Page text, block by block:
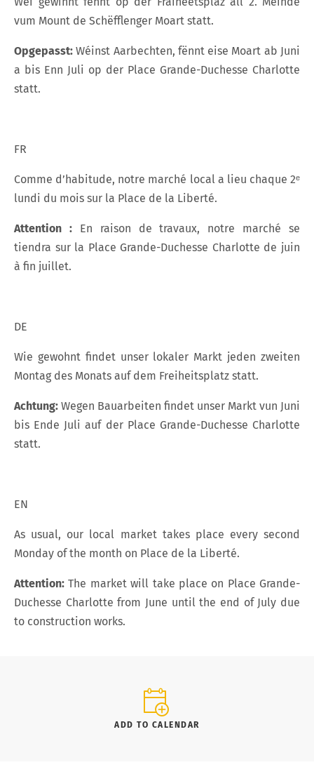
vum Mount de Schëfflenger Moart statt.
Opgepasst: Wéinst Aarbechten, fënnt eise Moart ab Juni
a bis Enn Juli op der Place Grande-Duchesse Charlotte
statt.
FR
Comme d’habitude, notre marché local a lieu chaque 2ᵉ
lundi du mois sur la Place de la Liberté.
Attention :En raison de travaux, notre marché se
tiendra sur la Place Grande-Duchesse Charlotte de juin
à fin juillet.
DE
Wie gewohnt findet unser lokaler Markt jeden zweiten
Montag des Monats auf dem Freiheitsplatz statt.
Achtung: Wegen Bauarbeiten findet unser Markt vun Juni
bis Ende Juli auf der Place Grande-Duchesse Charlotte
statt.
EN
As usual, our local market takes place every second
Monday of the month on Place de la Liberté.
Attention: The market will take place on Place Grande-
Duchesse Charlotte from June until the end of July due
to construction works.
ADD TO CALENDAR